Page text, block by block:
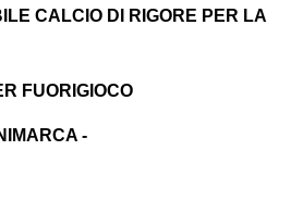
CALCIO DI RIGORE PER LA
FUORIGIOCO
-